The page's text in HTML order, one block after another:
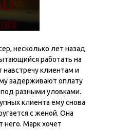
несколько лет назад
работать на
навстречу клиентам и
задерживают оплату
разными уловками.
клиента ему снова
с женой. Она
него. Марк хочет